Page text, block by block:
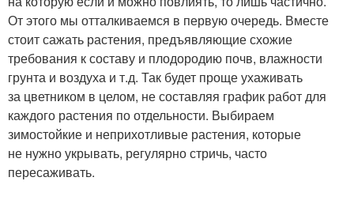
От этого мы отталкиваемся в первую очередь. Вместе
стоит сажать растения, предъявляющие схожие
требования к составу и плодородию почв, влажности
грунта и воздуха и т.д. Так будет проще ухаживать
за цветником в целом, не составляя график работ для
каждого растения по отдельности. Выбираем
зимостойкие и неприхотливые растения, которые
не нужно укрывать, регулярно стричь, часто
пересаживать.